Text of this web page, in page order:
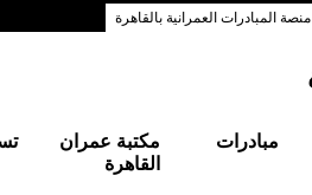
منصة المبادرات العمرانية بالقاهرة
مبادرات
مكتبة عمران
القاهرة